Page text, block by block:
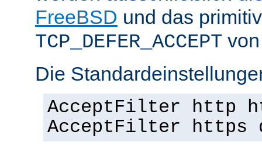
FreeBSD und das
TCP_DEFER_ACCEPT
Die
AcceptFilter http
AcceptFilter https